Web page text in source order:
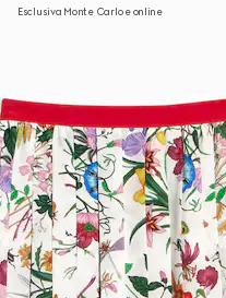
Esclusiva Monte Carlo e online